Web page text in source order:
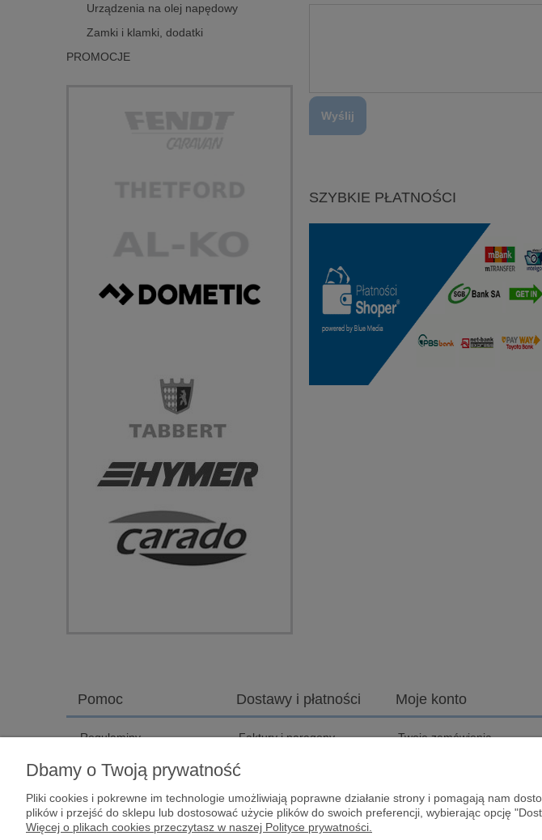
Urządzenia na olej napędowy
Zamki i klamki, dodatki
PROMOCJE
Wyślij
SZYBKIE PŁATNOŚCI
Pomoc
Regulaminy
Polityka prywatności
Bezpieczeństwo
Dostawy i płatności
Faktury i paragony
Śledzenie paczki
Koszty dostawy
Płatności
Moje konto
Twoje zamówienia
Dbamy o Twoją prywatność
Pliki cookies i pokrewne im technologie umożliwiają poprawne działanie strony i pomagają nam
plików i przejść do sklepu lub dostosować użycie plików do swoich preferencji, wybierając opcję
Więcej o plikach cookies przeczytasz w naszej Polityce prywatności.